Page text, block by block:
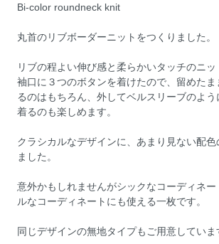
Bi-color roundneck knit
丸首のリブボーダーニットをつくりました。
リブの程よい伸び感と柔らかいタッチのニッ
袖口に３つのボタンを着けたので、留めた
るのはもちろん、外してベルスリーブのよ
着るのも楽しめます。
クラシカルなデザインに、あまり見ない配
ました。
意外かもしれませんがシックなコーディネ
ルなコーディネートにも使える一枚です。
同じデザインの無地タイプもご用意していま